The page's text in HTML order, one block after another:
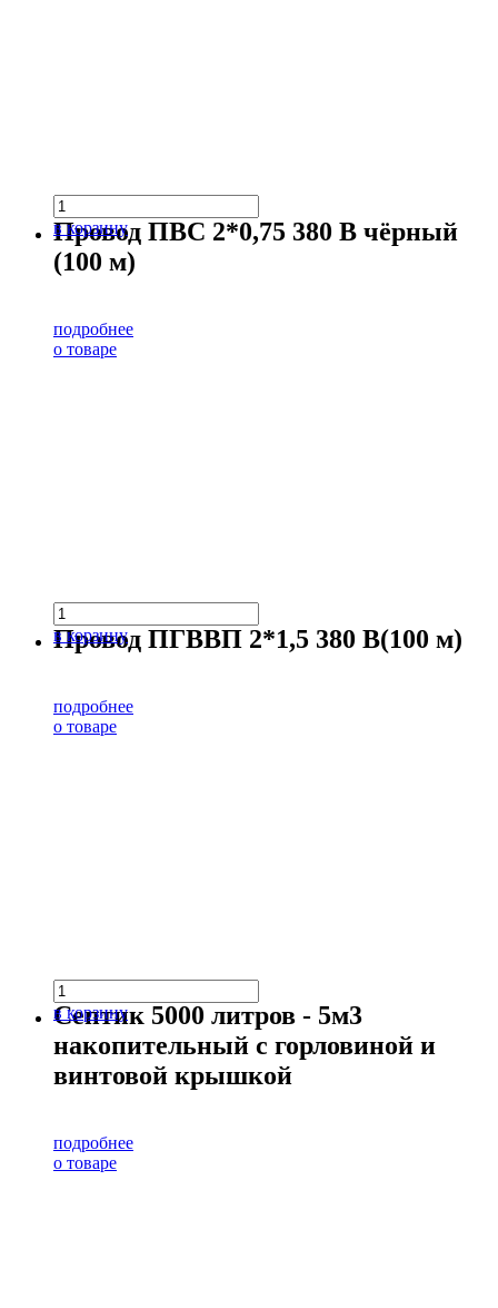
в корзину
Провод ПВС 2*0,75 380 В чёрный
(100 м)
подробнее
о товаре
в корзину
Провод ПГВВП 2*1,5 380 В(100 м)
подробнее
о товаре
в корзину
Септик 5000 литров - 5м3
накопительный с горловиной и
винтовой крышкой
подробнее
о товаре